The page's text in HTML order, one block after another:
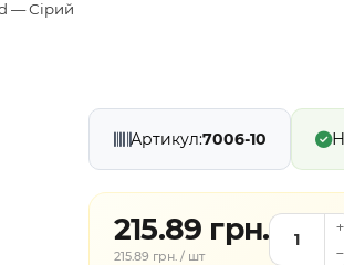
— Сірий
Артикул:7006-10
215.89 грн.
215.89 грн. / шт